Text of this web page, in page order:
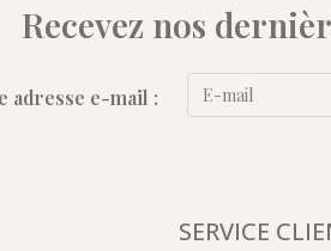
Recevez nos
adresse e-mail :
SERVICE